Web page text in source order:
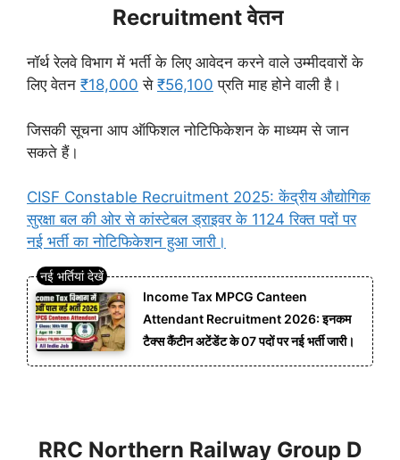
Recruitment वेतन
नॉर्थ रेलवे विभाग में भर्ती के लिए आवेदन करने वाले उम्मीदवारों के
लिए वेतन ₹18,000 से ₹56,100 प्रति माह होने वाली है।
जिसकी सूचना आप ऑफिशल नोटिफिकेशन के माध्यम से जान
सकते हैं।
CISF Constable Recruitment 2025: केंद्रीय औद्योगिक
सुरक्षा बल की ओर से कांस्टेबल ड्राइवर के 1124 रिक्त पदों पर
नई भर्ती का नोटिफिकेशन हुआ जारी।
Income Tax MPCG Canteen
Attendant Recruitment 2026: इनकम
टैक्स कैंटीन अटेंडेंट के 07 पदों पर नई भर्ती जारी।
RRC Northern Railway Group D